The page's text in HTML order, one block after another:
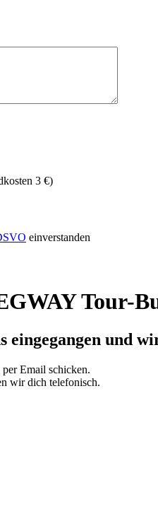
3 €)
einverstanden
Tour-
eingegangen und
Email schicken.
wir dich telefonisch.